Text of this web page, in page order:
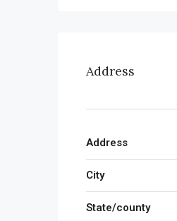
Address
Address
City
State/county